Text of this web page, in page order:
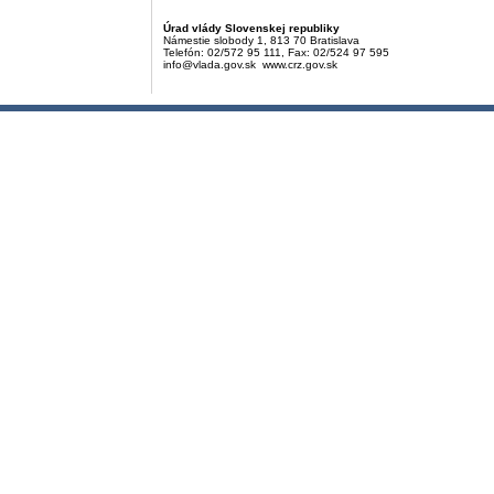
Úrad vlády Slovenskej republiky
Námestie slobody 1, 813 70 Bratislava
Telefón: 02/572 95 111, Fax: 02/524 97 595
info@vlada.gov.sk www.crz.gov.sk